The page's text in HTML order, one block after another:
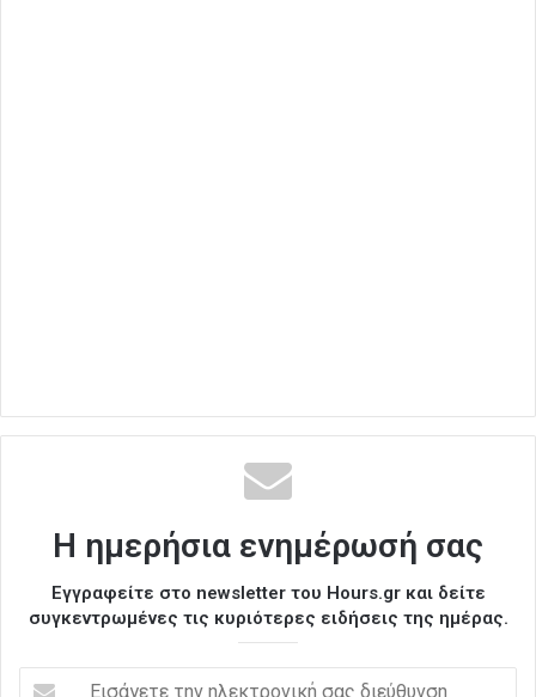
Η ημερήσια ενημέρωσή σας
Εγγραφείτε στο newsletter του Hours.gr και δείτε
συγκεντρωμένες τις κυριότερες ειδήσεις της ημέρας.